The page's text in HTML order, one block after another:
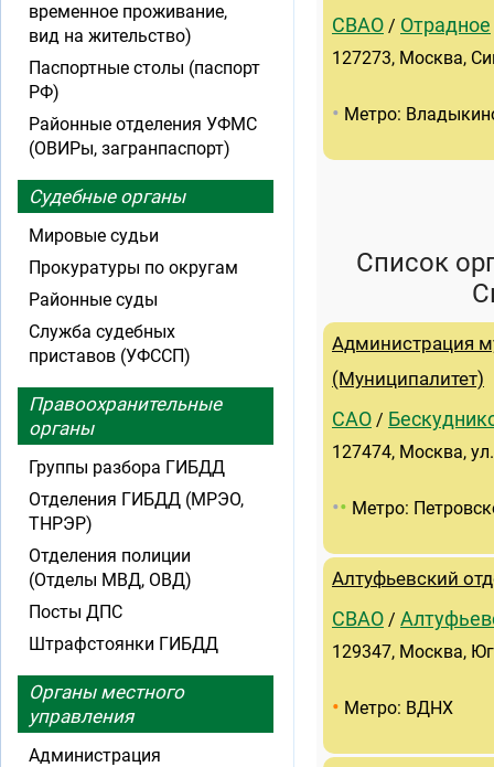
СВАО / Отрадное
127273, Москва,
• Метро:
Список
Администрация
(Муниципалитет)
САО /
127474, Москва,
•• Метро:
Алтуфьевский
СВАО /
129347, Москва,
• Метро: ВДНХ
временное проживание,
вид на жительство)
Паспортные столы (паспорт
РФ)
Районные отделения УФМС
(ОВИРы, загранпаспорт)
Судебные органы
Мировые судьи
Прокуратуры по округам
Районные суды
Служба судебных
приставов (УФССП)
Правоохранительные
органы
Группы разбора ГИБДД
Отделения ГИБДД (МРЭО,
ТНРЭР)
Отделения полиции
(Отделы МВД, ОВД)
Посты ДПС
Штрафстоянки ГИБДД
Органы местного
управления
Администрация